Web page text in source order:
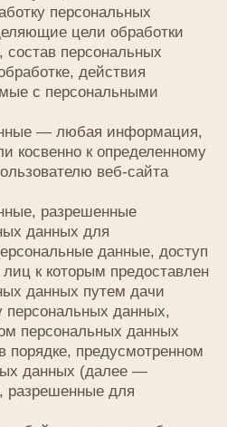
кругу лиц
или
данными
числе
в средствах
сетях
данных
органу
иностранному
данных — любые
персональные
данных
носители
Оператора
данных
документы,